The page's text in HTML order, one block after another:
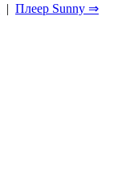
| Плеер Sunny ⇒